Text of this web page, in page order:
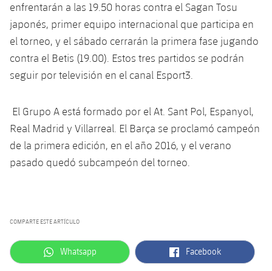
Palau Blaugrana
Estadi Johan Cruyff
Barça Cafe
Ciutat Esportiva
La Masia
Servicios Médicos
plusicon
más
Acreditaciones
enfrentarán a las 19.50 horas contra el Sagan Tosu
japonés, primer equipo internacional que participa en
el torneo, y el sábado cerrarán la primera fase jugando
contra el Betis (19.00). Estos tres partidos se podrán
seguir por televisión en el canal Esport3.
El Grupo A está formado por el At. Sant Pol, Espanyol,
Real Madrid y Villarreal. El Barça se proclamó campeón
de la primera edición, en el año 2016, y el verano
pasado quedó subcampeón del torneo.
COMPARTE ESTE ARTÍCULO
label.aria.whatsapp
Whatsapp label.aria.facebook
Facebook